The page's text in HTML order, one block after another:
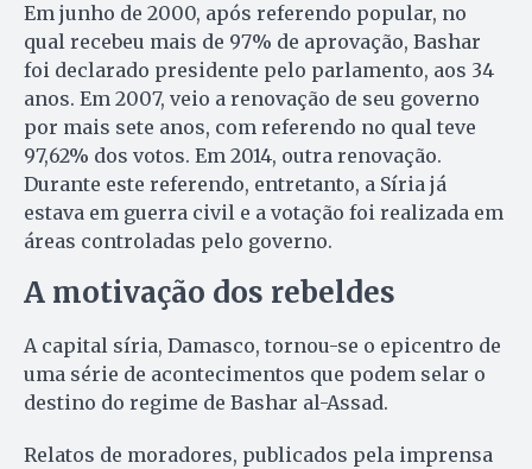
Em junho de 2000, após referendo popular, no
qual recebeu mais de 97% de aprovação, Bashar
foi declarado presidente pelo parlamento, aos 34
anos. Em 2007, veio a renovação de seu governo
por mais sete anos, com referendo no qual teve
97,62% dos votos. Em 2014, outra renovação.
Durante este referendo, entretanto, a Síria já
estava em guerra civil e a votação foi realizada em
áreas controladas pelo governo.
A motivação dos rebeldes
A capital síria, Damasco, tornou-se o epicentro de
uma série de acontecimentos que podem selar o
destino do regime de Bashar al-Assad.
Relatos de moradores, publicados pela imprensa